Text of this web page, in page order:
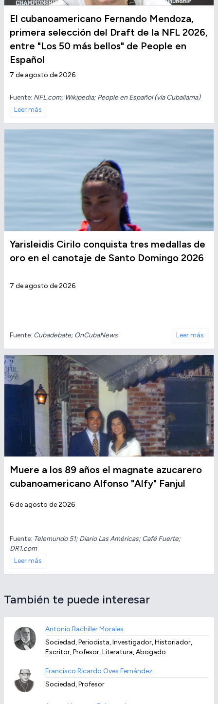
El cubanoamericano Fernando Mendoza,
primera selección del Draft de la NFL 2026,
entre "Los 50 más bellos" de People en
Español
7 de agosto de 2026
Fuente: NFL.com; Wikipedia; People en Español (vía Cuballama)
Leer más
Yarisleidis Cirilo conquista tres medallas de
oro en el canotaje de Santo Domingo 2026
7 de agosto de 2026
Fuente: Cubadebate; OnCubaNews Leer más
Muere a los 89 años el magnate azucarero
cubanoamericano Alfonso "Alfy" Fanjul
6 de agosto de 2026
Fuente: Telemundo 51; Diario Las Américas; Café Fuerte;
DR1.com
Leer más
También te puede interesar
Antonio Bachiller Morales
Sociedad, Periodista, Investigador, Historiador,
Escritor, Profesor, Literatura, Abogado
Francisco Ricardo Oves Fernández
Sociedad, Profesor